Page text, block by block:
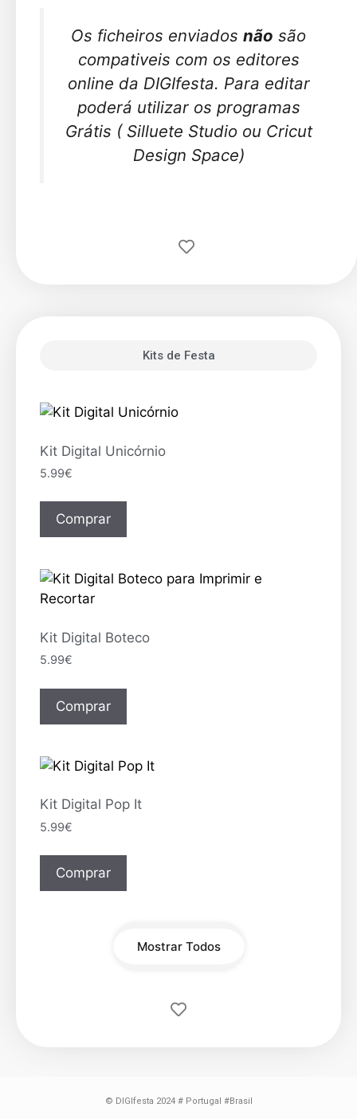
Os ficheiros enviados não são
compativeis com os editores
online da DIGIfesta. Para editar
poderá utilizar os programas
Grátis ( Silluete Studio ou Cricut
Design Space)
Kits de Festa
Kit Digital Unicórnio
5.99€
Comprar
Kit Digital Boteco
5.99€
Comprar
Kit Digital Pop It
5.99€
Comprar
Mostrar Todos
© DIGIfesta 2024 # Portugal #Brasil